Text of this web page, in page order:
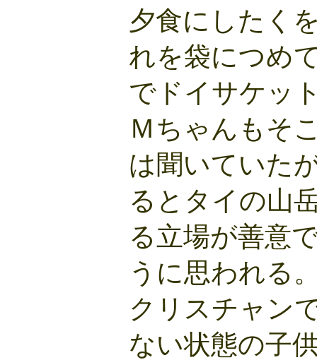
夕食にしたく
れを袋につめ
でドイサケッ
Ｍちゃんもそ
は聞いていた
るとタイの山
る立場が善意
うに思われる
クリスチャン
ない状態の子